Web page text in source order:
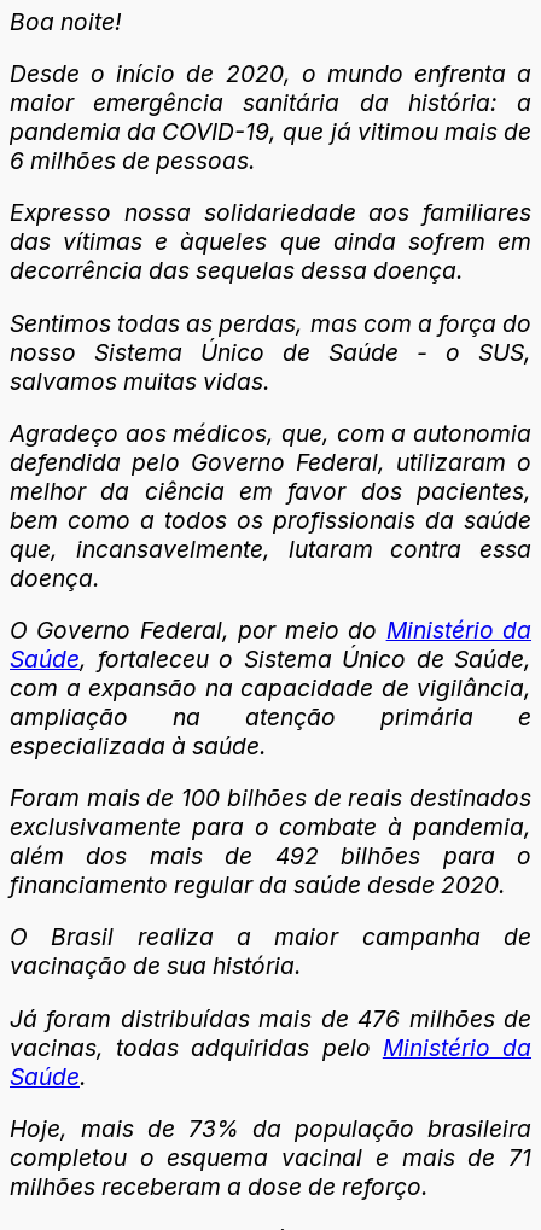
Boa noite!
Desde o início de 2020, o mundo enfrenta a
maior emergência sanitária da história: a
pandemia da COVID-19, que já vitimou mais de
6 milhões de pessoas.
Expresso nossa solidariedade aos familiares
das vítimas e àqueles que ainda sofrem em
decorrência das sequelas dessa doença.
Sentimos todas as perdas, mas com a força do
nosso Sistema Único de Saúde - o SUS,
salvamos muitas vidas.
Agradeço aos médicos, que, com a autonomia
defendida pelo Governo Federal, utilizaram o
melhor da ciência em favor dos pacientes,
bem como a todos os profissionais da saúde
que, incansavelmente, lutaram contra essa
doença.
O Governo Federal, por meio do Ministério da
Saúde, fortaleceu o Sistema Único de Saúde,
com a expansão na capacidade de vigilância,
ampliação na atenção primária e
especializada à saúde.
Foram mais de 100 bilhões de reais destinados
exclusivamente para o combate à pandemia,
além dos mais de 492 bilhões para o
financiamento regular da saúde desde 2020.
O Brasil realiza a maior campanha de
vacinação de sua história.
Já foram distribuídas mais de 476 milhões de
vacinas, todas adquiridas pelo Ministério da
Saúde.
Hoje, mais de 73% da população brasileira
completou o esquema vacinal e mais de 71
milhões receberam a dose de reforço.